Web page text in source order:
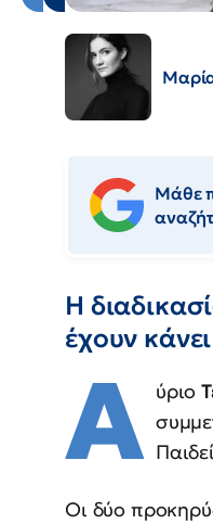
Μάθε
Η
έχουν
Α ύριο
Οι δύο